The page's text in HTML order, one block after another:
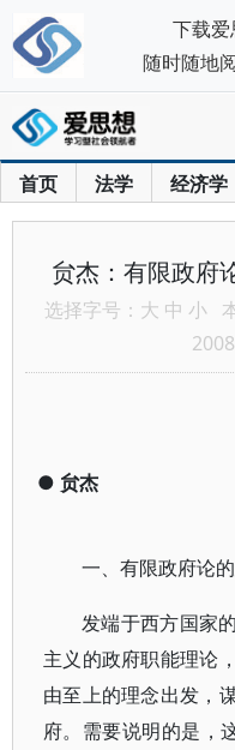
首页 法学 经济学
贠杰：有限政府
选择字号： 大 中 小
● 贠杰
一、有限政府论
发端于西方国家
主义的政府职能理论
由至上的理念出发，
府。需要说明的是，
下载爱
随时随地